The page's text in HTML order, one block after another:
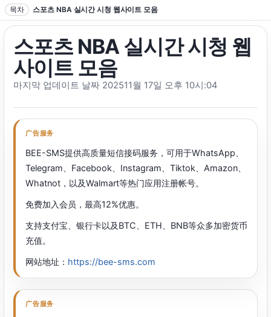
텍스트로 이동
목차 스포츠 NBA 실시간 시청 웹사이트 모음
스포츠 NBA 실시간 시청 웹
사이트 모음
마지막 업데이트 날짜 202511월 17일 오후 10시:04
广告服务
BEE-SMS提供高质量短信接码服务，可用于WhatsApp、
Telegram、Facebook、Instagram、Tiktok、Amazon、
Whatnot，以及Walmart等热门应用注册帐号。
免费加入会员，最高12%优惠。
支持支付宝、银行卡以及BTC、ETH、BNB等众多加密货币
充值。
网站地址： https://bee-sms.com
广告服务